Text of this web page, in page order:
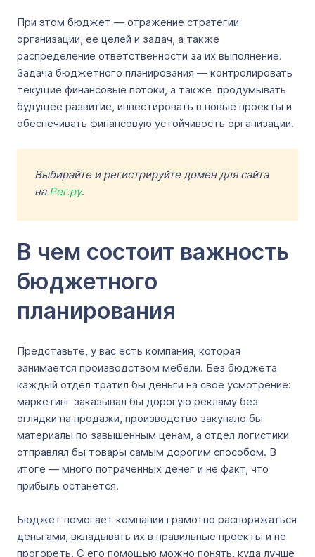
При этом бюджет — отражение стратегии
организации, ее целей и задач, а также
распределение ответственности за их выполнение.
Задача бюджетного планирования — контролировать
текущие финансовые потоки, а также продумывать
будущее развитие, инвестировать в новые проекты и
обеспечивать финансовую устойчивость организации.
Выбирайте и регистрируйте домен для сайта
на Рег.ру.
В чем состоит важность
бюджетного
планирования
Представьте, у вас есть компания, которая
занимается производством мебели. Без бюджета
каждый отдел тратил бы деньги на свое усмотрение:
маркетинг заказывал бы дорогую рекламу без
оглядки на продажи, производство закупало бы
материалы по завышенным ценам, а отдел логистики
отправлял бы товары самым дорогим способом. В
итоге — много потраченных денег и не факт, что
прибыль останется.
Бюджет помогает компании грамотно распоряжаться
деньгами, вкладывать их в правильные проекты и не
прогореть. С его помощью можно понять, куда лучше